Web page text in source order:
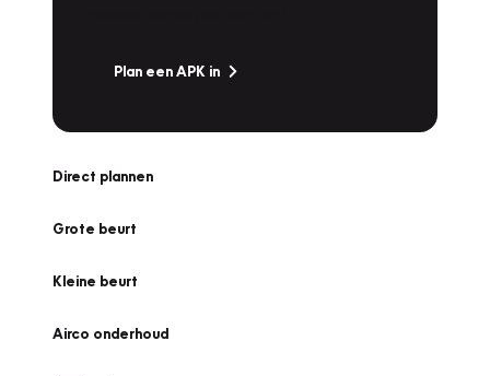
Plan een APK in
Direct plannen
Grote beurt
Kleine beurt
Airco onderhoud